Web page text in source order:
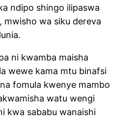
ndipo shingo ilipaswa
mwisho wa siku dereva
ni kwamba maisha
wewe kama mtu binafsi
fomula kwenye mambo
watu wengi
kwa sababu wanaishi